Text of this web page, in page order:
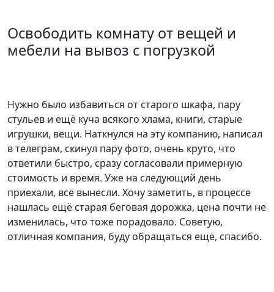
3 комнаты 5400 р.
Освободить комнату от вещей и
мебели на вывоз с погрузкой
Нужно было избавиться от старого шкафа, пару
стульев и ещё куча всякого хлама, книги, старые
игрушки, вещи. Наткнулся на эту компанию, написал
в телеграм, скинул пару фото, очень круто, что
ответили быстро, сразу согласовали примерную
стоимость и время. Уже на следующий день
приехали, всё вынесли. Хочу заметить, в процессе
нашлась ещё старая беговая дорожка, цена почти не
изменилась, что тоже порадовало. Советую,
отличная компания, буду обращаться ещё, спасибо.